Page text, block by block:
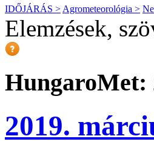
IDŐJÁRÁS > Agrometeorológia >
Elemzések,
HungaroMet:
2019.